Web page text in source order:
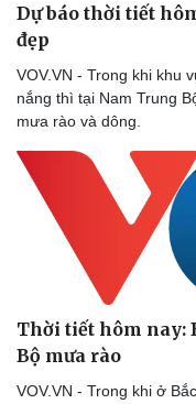
Thể thao
Bóng đá
Lịch thi đấu bóng đá
eSports
Hậu trường
Dự báo thời tiết
đẹp
VOV.VN - Trong khi khu
nắng thì tại Nam Trung
mưa rào và dông.
Thời tiết hôm nay:
Bộ mưa rào
VOV.VN - Trong khi ở